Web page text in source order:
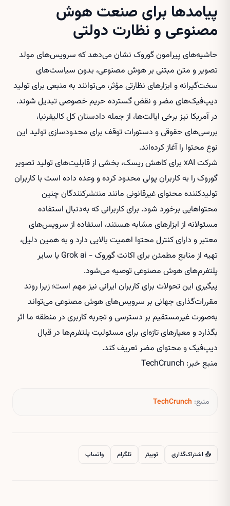
پیامدها برای صنعت هوش
مصنوعی و نظارت دولتی
حاشیه‌های پیرامون گوروک نشان می‌دهد که سرویس‌های مولد
تصویر و متن مبتنی بر هوش مصنوعی، بدون سیاست‌های
سخت‌گیرانه و ابزارهای نظارتی مؤثر، می‌توانند به منبعی برای تولید
دیپ‌فیک‌های مضر و نقض گسترده حریم خصوصی تبدیل شوند.
در آمریکا نیز برخی ایالت‌ها، از جمله دادستان کل کالیفرنیا،
بررسی‌های حقوقی و دستورات توقف برای محدودسازی تولید این
نوع محتوا را آغاز کرده‌اند.
شرکت xAI برای کاهش ریسک، بخشی از قابلیت‌های تولید تصویر
گوروک را به کاربران پولی محدود کرده و وعده داده است با کاربران
تولیدکننده محتوای غیرقانونی مانند منتشرکنندگان چنین
محتواهایی برخورد شود. برای کاربرانی که به‌دنبال استفاده
مسئولانه از ابزارهای مشابه هستند، استفاده از سرویس‌های
معتبر و دارای کنترل محتوا اهمیت بالایی دارد و به همین دلیل،
تهیه از منابع مطمئن برای اکانت گوروک - Grok ai
یا سایر
پلتفرم‌های هوش مصنوعی توصیه می‌شود.
پیگیری این تحولات برای کاربران ایرانی نیز مهم است؛ زیرا روند
مقررات‌گذاری جهانی بر سرویس‌های هوش مصنوعی می‌تواند
به‌صورت غیرمستقیم بر دسترسی و تجربه کاربری در منطقه ما اثر
بگذارد و معیارهای تازه‌ای برای مسئولیت پلتفرم‌ها در قبال
دیپ‌فیک و محتوای مضر تعریف کند.
منبع خبر: TechCrunch
منبع: TechCrunch
📤 اشتراک‌گذاری توییتر تلگرام واتساپ